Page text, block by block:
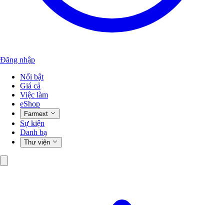
Đăng nhập
Nổi bật
Giá cả
Việc làm
eShop
Farmext
Sự kiện
Danh bạ
Thư viện